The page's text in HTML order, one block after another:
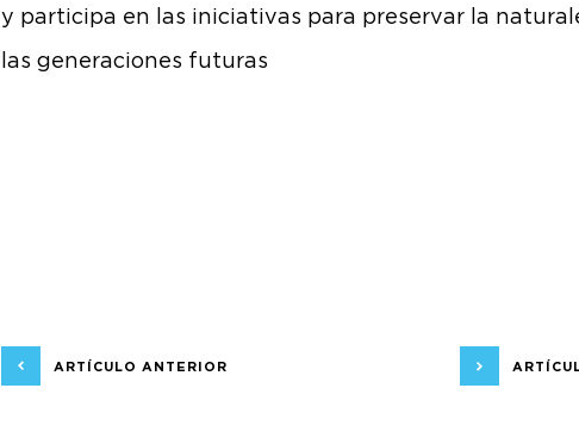
y participa en las iniciativas para preservar la
las generaciones futuras
ARTÍCULO ANTERIOR